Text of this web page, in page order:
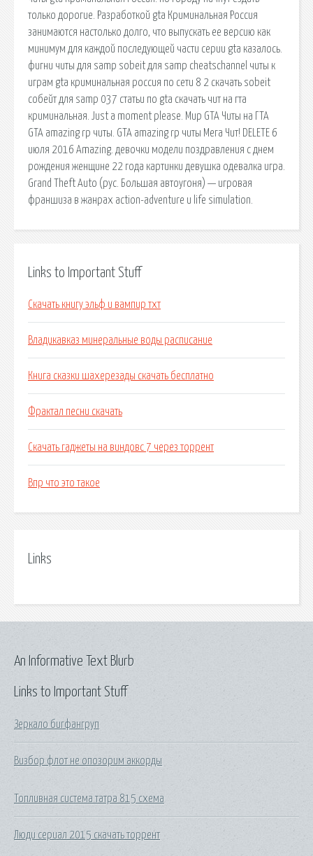
только дорогие. Разработкой gta Криминальная Россия
занимаются настолько долго, что выпускать ее версию как
минимум для каждой последующей части серии gta казалось.
фигни читы для samp sobeit для samp cheatschannel читы к
играм gta криминальная россия по сети 8 2 скачать sobeit
собейт для samp 037 статьи по gta скачать чит на гта
криминальная. Just a moment please. Мир GTA Читы на ГТА
GTA amazing rp читы. GTA amazing rp читы Мега Чит! DELETE 6
июля 2016 Amazing. девочки модели поздравления с днем
рождения женщине 22 года картинки девушка одевалка игра.
Grand Theft Auto (рус. Большая автоугоня) — игровая
франшиза в жанрах action-adventure и life simulation.
Links to Important Stuff
Скачать книгу эльф и вампир тхт
Владикавказ минеральные воды расписание
Книга сказки шахерезады скачать бесплатно
Фрактал песни скачать
Скачать гаджеты на виндовс 7 через торрент
Впр что это такое
Links
Links to Important Stuff
Зеркало бигфангруп
Визбор флот не опозорим аккорды
Топливная система татра 815 схема
Люди сериал 2015 скачать торрент
An Informative Text Blurb